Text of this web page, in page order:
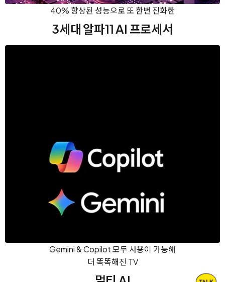
40% 향상된 성능으로 또 한번 진화한
3세대 알파11 AI 프로세서
Gemini & Copilot 모두 사용이 가능해
더 똑똑해진 TV